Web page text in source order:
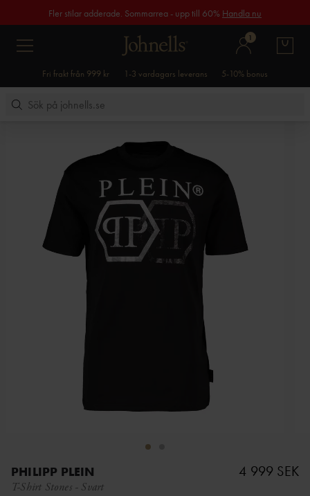
Fler stilar adderade. Sommarrea - upp till 60% Handla nu
1
Fri frakt från 999 kr 1-3 vardagars leverans 5-10% bonus
PHILIPP PLEIN
T-Shirt Stones - Svart
4 999 SEK